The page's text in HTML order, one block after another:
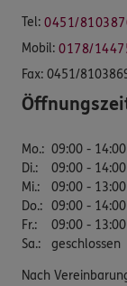
Tel: 0451/
Mobil: 0178/
Fax: 0451/
Mo.: 09:00 - 14:00
Di.:
09:00 - 14:00
Mi.:
09:00 -
Do.: 09:00 - 14:00
Fr.:
09:00 - 13:00
Sa.: geschlossen
Nach